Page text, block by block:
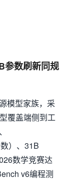
参数刷新同规
模型家族，采
覆盖端侧到工
）、31B
数学竞赛达
v6编程测